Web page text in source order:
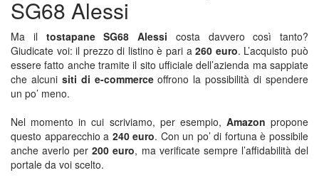
SG68 Alessi
Ma il tostapane SG68 Alessi costa davvero così tanto?
Giudicate voi: il prezzo di listino è pari a260 euro. L’acquisto può
essere fatto anche tramite il sito ufficiale dell’azienda ma sappiate
che alcuni siti di e-commerceoffrono la possibilità di spendere
un po’ meno.
Nel momento in cui scriviamo, per esempio, Amazon propone
questo apparecchio a 240 euro. Con un po’ di fortuna è possibile
anche averlo per200 euro, ma verificate sempre l’affidabilità del
portale da voi scelto.